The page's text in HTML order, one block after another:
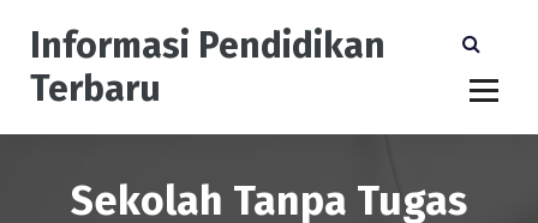
Informasi Pendidikan
Terbaru
Sekolah Tanpa Tugas